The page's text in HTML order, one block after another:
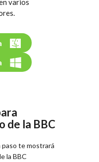
varios
de la BBC
te mostrará
la BBC